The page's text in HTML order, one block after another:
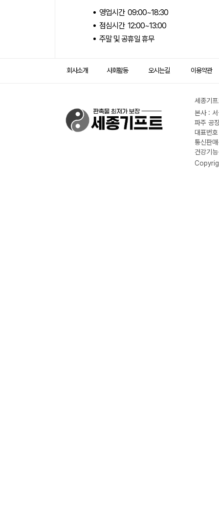
영업시간 09:00~18:30
점심시간 12:00~13:00
주말 및 공휴일 휴무
회사소개 사회활동 오시는길 이용약관
세종기
본사 :
파주 공
대표번
통신판
건강기